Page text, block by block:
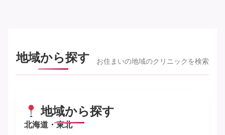
地域から探す お住まいの地域のクリニックを検索
地域から探す
北海道・東北